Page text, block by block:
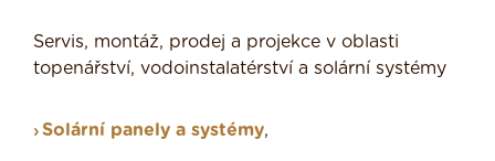
Servis, montáž, prodej a projekce v oblasti
topenářství, vodoinstalatérství a solární systémy
Solární panely a systémy,